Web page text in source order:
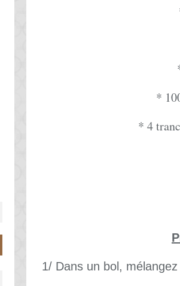
*
* 4
1/ Dans un bol,